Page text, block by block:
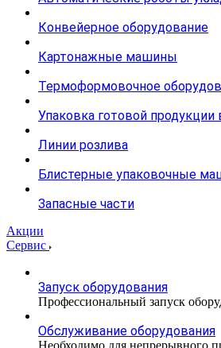
Конвейерное оборудование
Картонажные машины
Термоформовочное
Упаковка готовой продукции
Линии розлива
Блистерные упаковочные
Запасные части
Акции
Сервис
Запуск оборудования
Профессиональный запуск
Обслуживание оборудования
Необходимо для непрерывного